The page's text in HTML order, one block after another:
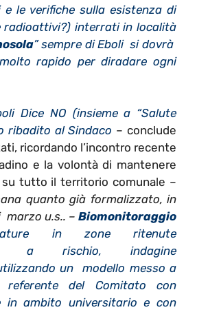
e le verifiche sulla esistenza di
radioattivi?) interrati in località
” sempre di Eboli si dovrà
rapido per diradare ogni
Dice NO (insieme a “Salute
ribadito al Sindaco – conclude
ricordando l’incontro recente
e la volontà di mantenere
su tutto il territorio comunale –
quanto già formalizzato, in
marzo u.s.. – Biomonitoraggio
in zone ritenute
a rischio, indagine
un modello messo a
del Comitato con
in ambito universitario e con